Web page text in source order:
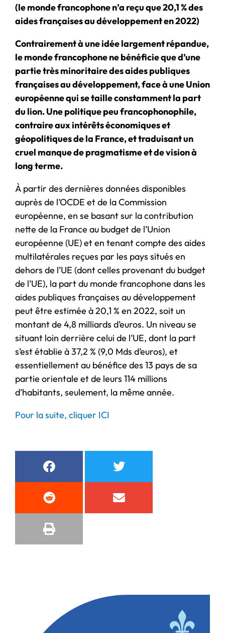
(le monde francophone n’a reçu que 20,1 % des
aides françaises au développement en 2022)
Contrairement à une idée largement répandue,
le monde francophone ne bénéficie que d’une
partie très minoritaire des aides publiques
françaises au développement, face à une Union
européenne qui se taille constamment la part
du lion. Une politique peu francophonophile,
contraire aux intérêts économiques et
géopolitiques de la France, et traduisant un
cruel manque de pragmatisme et de vision à
long terme.
À partir des dernières données disponibles
auprès de l’OCDE et de la Commission
européenne, en se basant sur la contribution
nette de la France au budget de l’Union
européenne (UE) et en tenant compte des aides
multilatérales reçues par les pays situés en
dehors de l’UE (dont celles provenant du budget
de l’UE), la part du monde francophone dans les
aides publiques françaises au développement
peut être estimée à 20,1 % en 2022, soit un
montant de 4,8 milliards d’euros. Un niveau se
situant loin derrière celui de l’UE, dont la part
s’est établie à 37,2 % (9,0 Mds d’euros), et
essentiellement au bénéfice des 13 pays de sa
partie orientale et de leurs 114 millions
d’habitants, seulement, la même année.
Pour la suite, cliquer ICI